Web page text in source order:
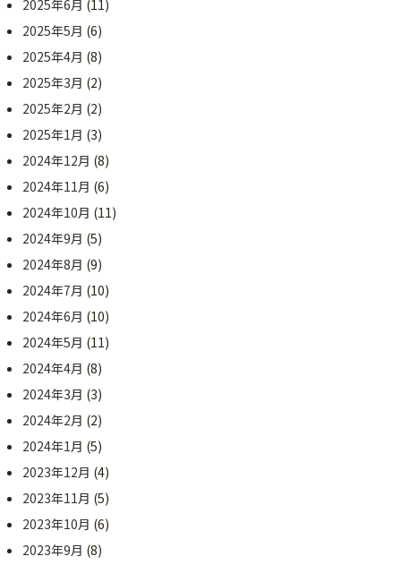
2025年6月 (11)
2025年5月 (6)
2025年4月 (8)
2025年3月 (2)
2025年2月 (2)
2025年1月 (3)
2024年12月 (8)
2024年11月 (6)
2024年10月 (11)
2024年9月 (5)
2024年8月 (9)
2024年7月 (10)
2024年6月 (10)
2024年5月 (11)
2024年4月 (8)
2024年3月 (3)
2024年2月 (2)
2024年1月 (5)
2023年12月 (4)
2023年11月 (5)
2023年10月 (6)
2023年9月 (8)